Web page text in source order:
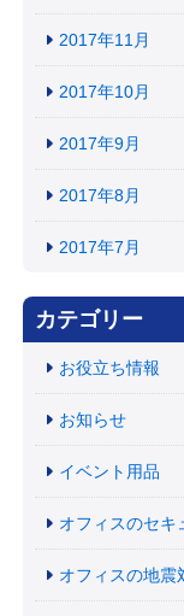
2017年11月
2017年10月
2017年9月
2017年8月
2017年7月
カテゴリー
お役立ち情報
お知らせ
イベント用品
オフィスのセキ
オフィスの地震